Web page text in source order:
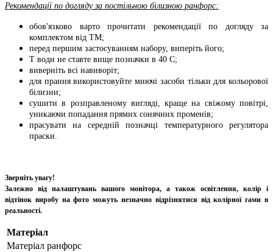
Рекомендації по догляду за постільною білизною ранфорс:
обов'язково варто прочитати рекомендації по догляду за
комплектом від ТМ;
перед першим застосуванням набору, виперіть його;
Т води не ставте вище позначки в 40 С;
виверніть всі навиворіт;
для прання використовуйте миючі засоби тільки для кольорової
білизни;
сушити в розправленому вигляді, краще на свіжому повітрі,
уникаючи попадання прямих сонячних променів;
прасувати на середній позначці температурного регулятора
праски.
Зверніть увагу!
Залежно від налаштувань вашого монітора, а також освітлення, колір і
відтінок виробу на фото можуть незначно відрізнятися від колірної гами в
реальності.
Матеріал
Матеріал ранфорс